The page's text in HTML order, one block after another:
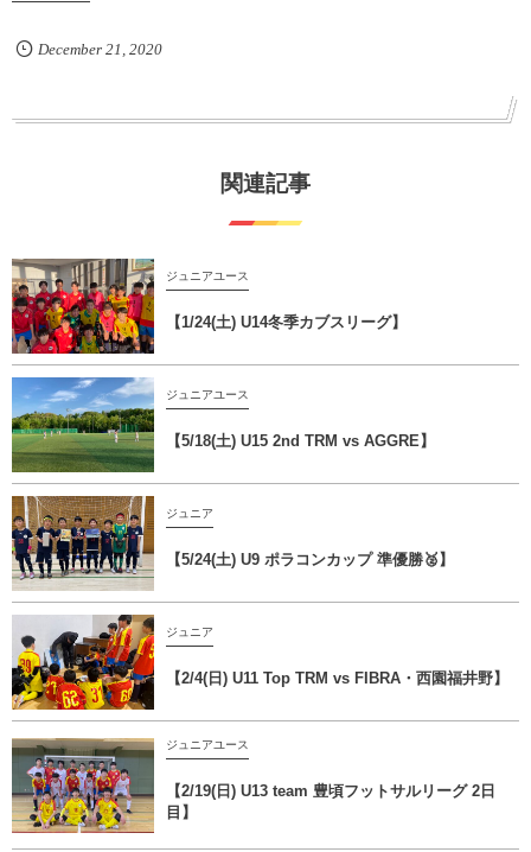
December 21 , 2020
関連記事
ジュニアユース
【1/24(土) U14冬季カブスリーグ】
ジュニアユース
【5/18(土) U15 2nd TRM vs AGGRE】
ジュニア
【5/24(土) U9 ポラコンカップ 準優勝🥈】
ジュニア
【2/4(日) U11 Top TRM vs FIBRA・西園福井野】
ジュニアユース
【2/19(日) U13 team 豊頃フットサルリーグ 2日
目】